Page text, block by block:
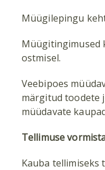
Müügilepingu
Müügitingimused
ostmisel.
Veebipoes
märgitud toodete
müüdavate
Tellimuse
Kauba tellimiseks